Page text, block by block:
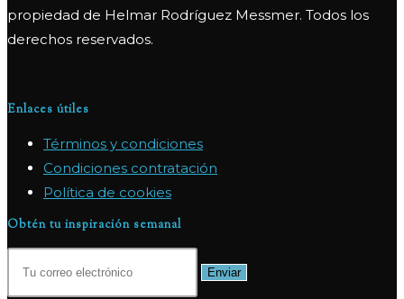
propiedad de Helmar Rodríguez Messmer. Todos los
derechos reservados.
Enlaces útiles
Términos y condiciones
Condiciones contratación
Política de cookies
Obtén tu inspiración semanal
Enviar